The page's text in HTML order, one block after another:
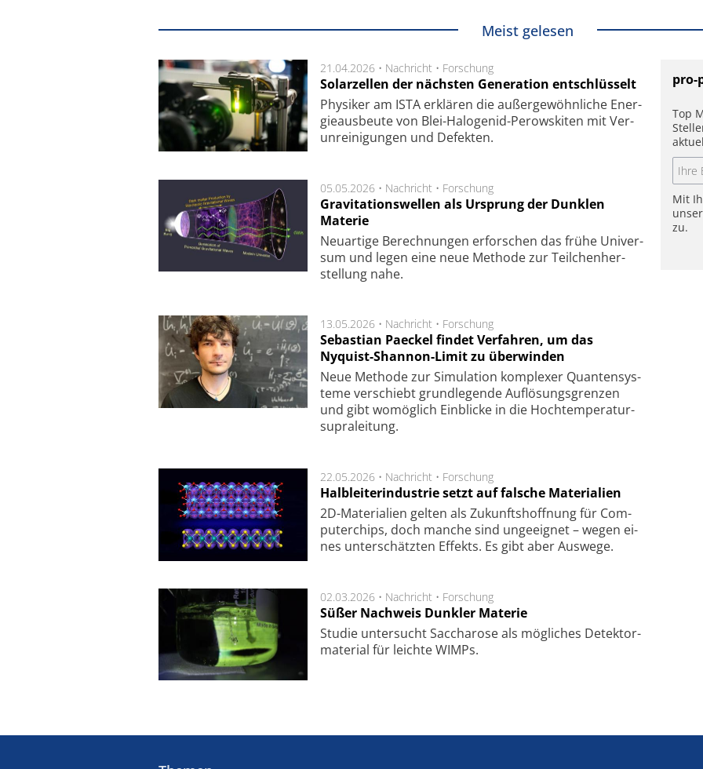
Meist gelesen
21.04.2026 • Nachricht • Forschung
Solarzellen der nächsten Generation entschlüsselt
Physiker am ISTA er­klä­ren die außer­ge­wöhn­li­che Ener­
gie­aus­beu­te von Blei-Halo­ge­nid-Perows­ki­ten mit Ver­
unrei­ni­gung­en und De­fek­ten.
05.05.2026 • Nachricht • Forschung
Gravitationswellen als Ursprung der Dunklen
Materie
Neu­artige Be­rech­nung­en er­for­schen das frü­he Uni­ver­
sum und legen eine neue Me­tho­de zur Teil­chen­her­
stel­lung nahe.
13.05.2026 • Nachricht • Forschung
Sebastian Paeckel findet Verfahren, um das
Nyquist-Shannon-Limit zu überwinden
Neue Methode zur Simu­la­tion kom­ple­xer Quan­ten­sys­
te­me ver­schiebt grund­le­gen­de Auf­lösungs­gren­zen
und gibt wo­mög­lich Ein­blicke in die Hoch­tempe­ra­tur­
supra­lei­tung.
22.05.2026 • Nachricht • Forschung
Halbleiterindustrie setzt auf falsche Materialien
2D-Mate­ri­a­li­en gel­ten als Zu­kunfts­hoff­nung für Com­
pu­ter­chips, doch man­che sind un­ge­eig­net – we­gen ei­
nes un­ter­schätz­ten Ef­fekts. Es gibt aber Aus­we­ge.
02.03.2026 • Nachricht • Forschung
Süßer Nachweis Dunkler Materie
Studie unter­sucht Saccha­ro­se als mög­li­ches De­tek­tor­
ma­te­rial für leich­te WIMPs.
pro-
Top
Mit
zu.